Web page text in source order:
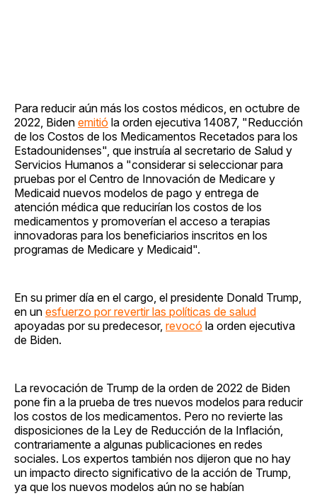
Para reducir aún más los costos médicos, en octubre de
2022, Biden emitió la orden ejecutiva 14087, "Reducción
de los Costos de los Medicamentos Recetados para los
Estadounidenses", que instruía al secretario de Salud y
Servicios Humanos a "considerar si seleccionar para
pruebas por el Centro de Innovación de Medicare y
Medicaid nuevos modelos de pago y entrega de
atención médica que reducirían los costos de los
medicamentos y promoverían el acceso a terapias
innovadoras para los beneficiarios inscritos en los
programas de Medicare y Medicaid".
En su primer día en el cargo, el presidente Donald Trump,
en un esfuerzo por revertir las políticas de salud
apoyadas por su predecesor, revocó la orden ejecutiva
de Biden.
La revocación de Trump de la orden de 2022 de Biden
pone fin a la prueba de tres nuevos modelos para reducir
los costos de los medicamentos. Pero no revierte las
disposiciones de la Ley de Reducción de la Inflación,
contrariamente a algunas publicaciones en redes
sociales. Los expertos también nos dijeron que no hay
un impacto directo significativo de la acción de Trump,
ya que los nuevos modelos aún no se habían